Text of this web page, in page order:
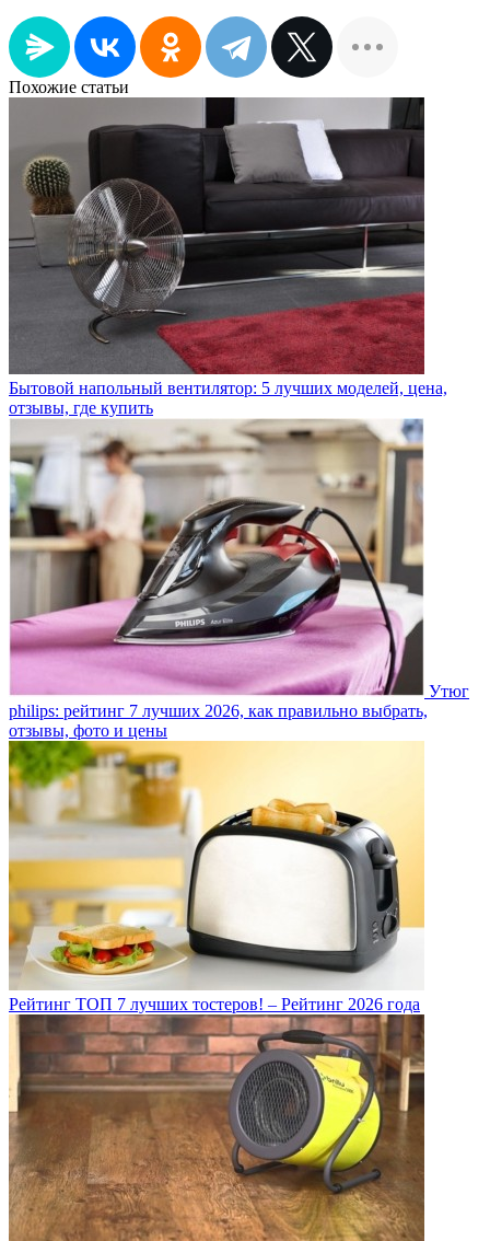
Похожие статьи
Бытовой напольный вентилятор: 5 лучших моделей, цена,
отзывы, где купить
Утюг
philips: рейтинг 7 лучших 2026, как правильно выбрать,
отзывы, фото и цены
Рейтинг ТОП 7 лучших тостеров! – Рейтинг 2026 года